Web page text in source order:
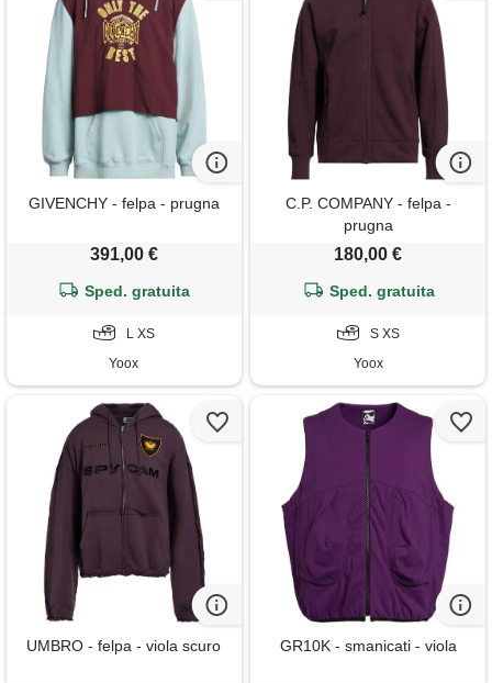
GIVENCHY - felpa - prugna
391,00 €
Sped. gratuita
L XS
Yoox
C.P. COMPANY - felpa -
prugna
180,00 €
Sped. gratuita
S XS
Yoox
UMBRO - felpa - viola scuro GR10K - smanicati - viola